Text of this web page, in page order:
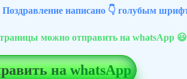
Поздравление написано 👇 голубым
можно отправить на whatsApp 😃
на whatsApp